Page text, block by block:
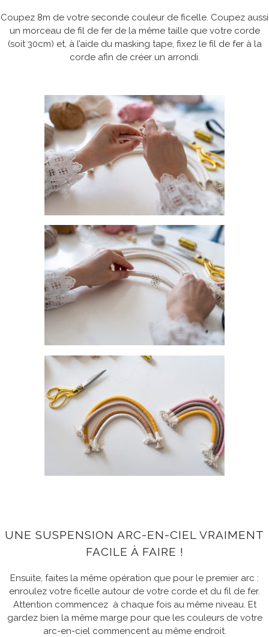
Coupez 8m de votre seconde couleur de ficelle. Coupez aussi
un morceau de fil de fer de la même taille que votre corde
(soit 30cm) et, à l’aide du masking tape, fixez le fil de fer à la
corde afin de créer un arrondi.
UNE SUSPENSION ARC-EN-CIEL VRAIMENT
FACILE À FAIRE !
Ensuite, faites la même opération que pour le premier arc :
enroulez votre ficelle autour de votre corde et du fil de fer.
Attention commencez à chaque fois au même niveau. Et
gardez bien la même marge pour que les couleurs de votre
arc-en-ciel commencent au même endroit.